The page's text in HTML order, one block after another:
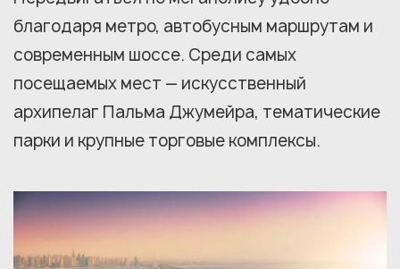
благодаря метро, автобусным маршрутам и
современным шоссе. Среди самых
посещаемых мест — искусственный
архипелаг Пальма Джумейра, тематические
парки и крупные торговые комплексы.